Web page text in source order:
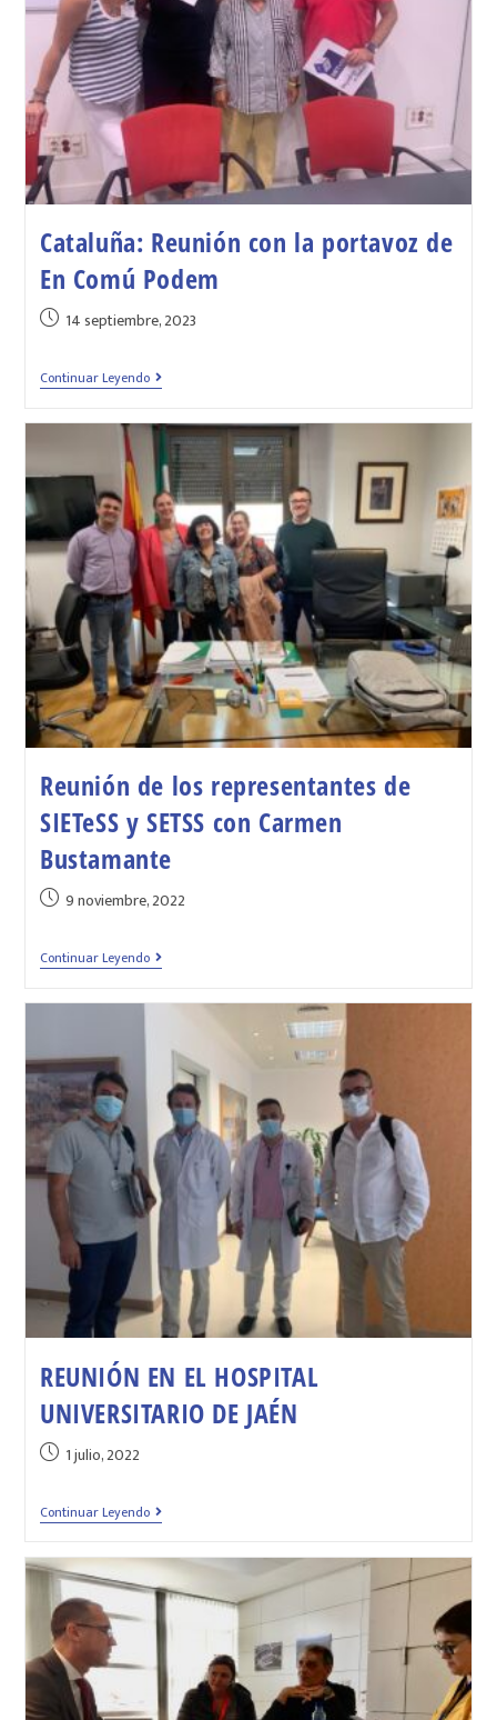
Cataluña: Reunión con la portavoz de
En Comú Podem
14 septiembre, 2023
Continuar Leyendo
Reunión de los representantes de
SIETeSS y SETSS con Carmen
Bustamante
9 noviembre, 2022
Continuar Leyendo
REUNIÓN EN EL HOSPITAL
UNIVERSITARIO DE JAÉN
1 julio, 2022
Continuar Leyendo